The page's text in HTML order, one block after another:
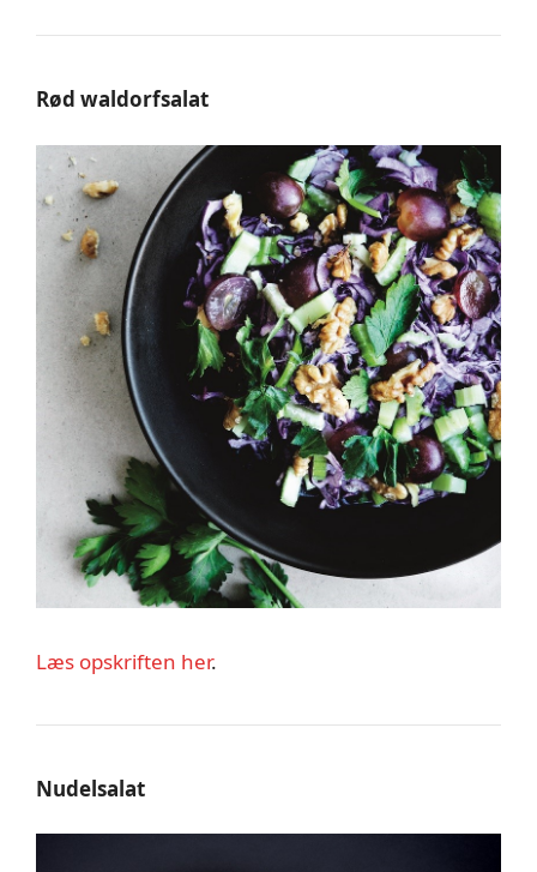
Rød waldorfsalat
Læs opskriften her.
Nudelsalat